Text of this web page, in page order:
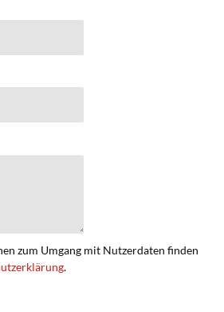
zum Umgang mit Nutzerdaten finden
.